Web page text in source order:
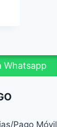
Whatsapp
Pago Móvil